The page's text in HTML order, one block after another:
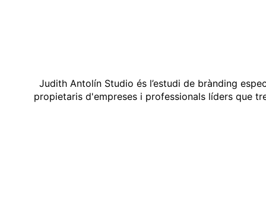
Judith Antolín Studio és l’estudi de brànding
propietaris d'empreses i professionals líders que